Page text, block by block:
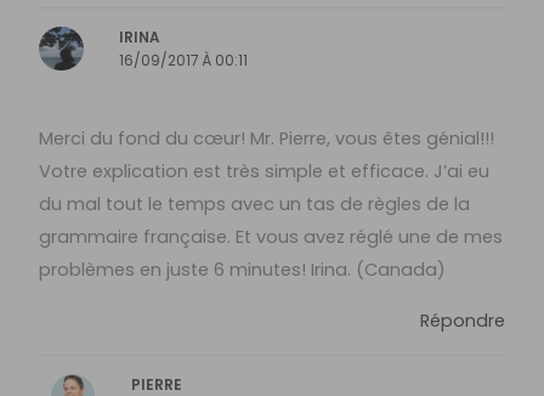
IRINA
16/09/2017 À 00:11
Merci du fond du cœur! Mr. Pierre, vous êtes génial!!!
Votre explication est très simple et efficace. J’ai eu
du mal tout le temps avec un tas de règles de la
grammaire française. Et vous avez réglé une de mes
problèmes en juste 6 minutes! Irina. (Canada)
Répondre
PIERRE